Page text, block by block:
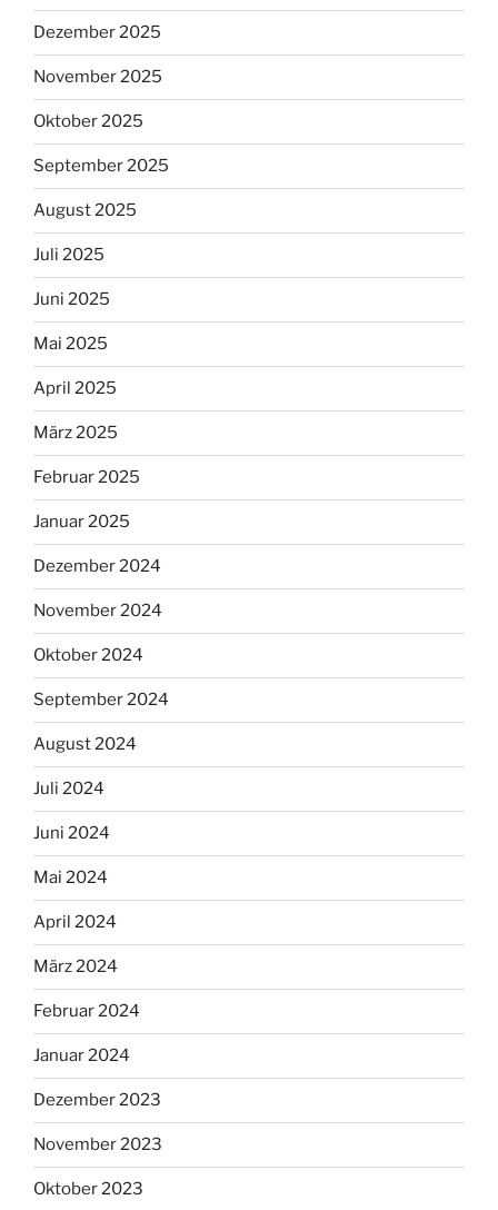
Dezember 2025
November 2025
Oktober 2025
September 2025
August 2025
Juli 2025
Juni 2025
Mai 2025
April 2025
März 2025
Februar 2025
Januar 2025
Dezember 2024
November 2024
Oktober 2024
September 2024
August 2024
Juli 2024
Juni 2024
Mai 2024
April 2024
März 2024
Februar 2024
Januar 2024
Dezember 2023
November 2023
Oktober 2023